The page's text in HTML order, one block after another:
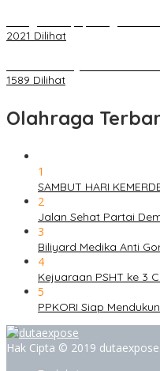
2021 Dilihat
1589 Dilihat
Olahraga
1
SAMBUT HARI
2
Jalan Sehat Partai
3
Biliyard Medika Anti
4
Kejuaraan PSHT ke 3
5
PPKORI Siap
Hak Cipta © 2019